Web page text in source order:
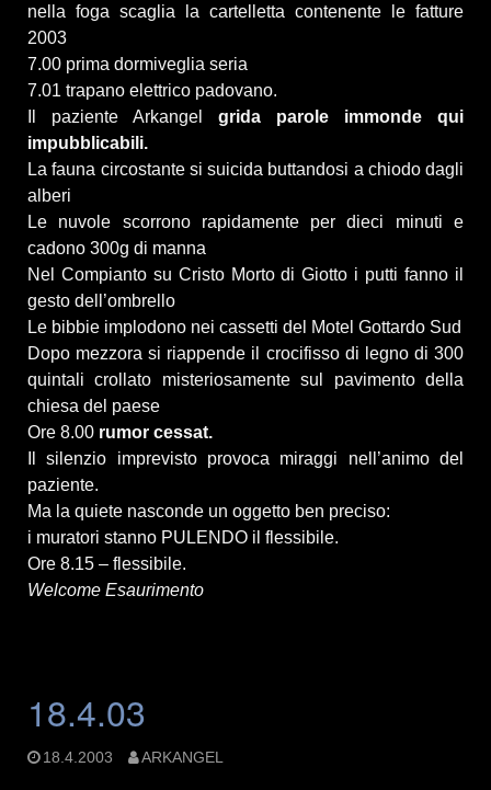
nella foga scaglia la cartelletta contenente le fatture
2003
7.00 prima dormiveglia seria
7.01 trapano elettrico padovano.
Il paziente Arkangel grida parole immonde qui
impubblicabili.
La fauna circostante si suicida buttandosi a chiodo dagli
alberi
Le nuvole scorrono rapidamente per dieci minuti e
cadono 300g di manna
Nel Compianto su Cristo Morto di Giotto i putti fanno il
gesto dell’ombrello
Le bibbie implodono nei cassetti del Motel Gottardo Sud
Dopo mezzora si riappende il crocifisso di legno di 300
quintali crollato misteriosamente sul pavimento della
chiesa del paese
Ore 8.00 rumor cessat.
Il silenzio imprevisto provoca miraggi nell’animo del
paziente.
Ma la quiete nasconde un oggetto ben preciso:
i muratori stanno PULENDO il flessibile.
Ore 8.15 – flessibile.
Welcome Esaurimento
18.4.03
18.4.2003 ARKANGEL